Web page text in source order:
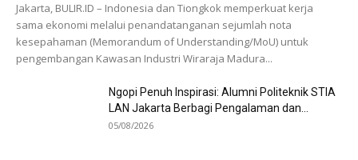
Jakarta, BULIR.ID – Indonesia dan Tiongkok memperkuat kerja
sama ekonomi melalui penandatanganan sejumlah nota
kesepahaman (Memorandum of Understanding/MoU) untuk
pengembangan Kawasan Industri Wiraraja Madura...
Ngopi Penuh Inspirasi: Alumni Politeknik STIA
LAN Jakarta Berbagi Pengalaman dan...
05/08/2026